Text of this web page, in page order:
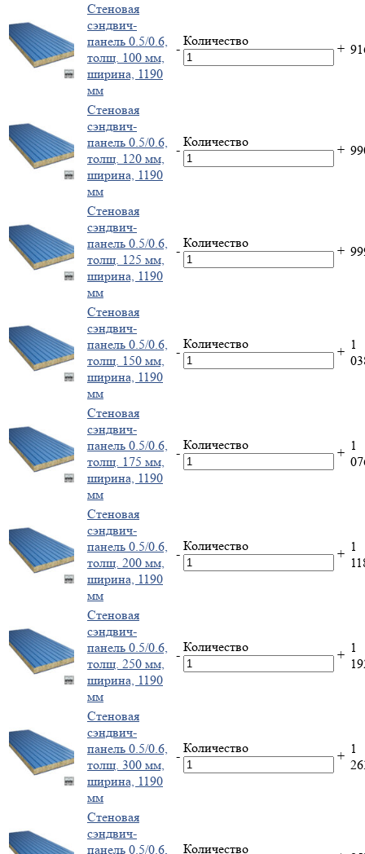
Стеновая
сэндвич-
панель 0.5/0.6,
толщ. 100 мм,
ширина, 1190
мм
-
Количество
+
Стеновая
сэндвич-
панель 0.5/0.6,
толщ. 120 мм,
ширина, 1190
мм
-
Количество
+
Стеновая
сэндвич-
панель 0.5/0.6,
толщ. 125 мм,
ширина, 1190
мм
-
Количество
+
Стеновая
сэндвич-
панель 0.5/0.6,
толщ. 150 мм,
ширина, 1190
мм
-
Количество
+ 1
Стеновая
сэндвич-
панель 0.5/0.6,
толщ. 175 мм,
ширина, 1190
мм
-
Количество
+ 1
Стеновая
сэндвич-
панель 0.5/0.6,
толщ. 200 мм,
ширина, 1190
мм
-
Количество
+ 1
Стеновая
сэндвич-
панель 0.5/0.6,
толщ. 250 мм,
ширина, 1190
мм
-
Количество
+ 1
Стеновая
сэндвич-
панель 0.5/0.6,
толщ. 300 мм,
ширина, 1190
мм
-
Количество
+ 1
Стеновая
сэндвич-
панель 0.5/0.6,
Количество